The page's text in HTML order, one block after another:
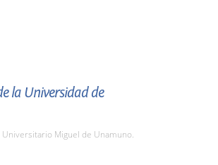
la Universidad de
Universitario Miguel de Unamuno.